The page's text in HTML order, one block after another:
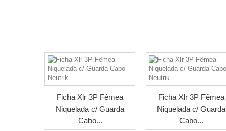
Ficha Xlr 3P Fêmea
Niquelada c/ Guarda
Cabo...
Ficha Xlr 3P Fêmea
Niquelada c/ Guarda
Cabo...